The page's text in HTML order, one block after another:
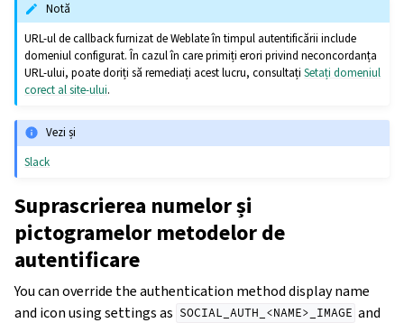
Notă
URL-ul de callback furnizat de Weblate în timpul autentificării include
domeniul configurat. În cazul în care primiți erori privind neconcordanța
URL-ului, poate doriți să remediați acest lucru, consultațiSetați domeniul
corect al site-ului.
Vezi și
Slack
Suprascrierea numelor și
pictogramelor metodelor de
autentificare
You can override the authentication method display name
and icon using settings as SOCIAL_AUTH_<NAME>_IMAGE and